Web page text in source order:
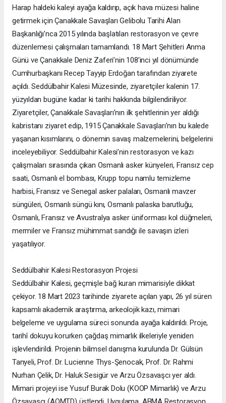
Harap haldeki kaleyi ayağa kaldırıp, açık hava müzesi haline
getirmek için Çanakkale Savaşları Gelibolu Tarihi Alan
Başkanlığı’nca 2015 yılında başlatılan restorasyon ve çevre
düzenlemesi çalışmaları tamamlandı. 18 Mart Şehitleri Anma
Günü ve Çanakkale Deniz Zaferi’nin 108’inci yıl dönümünde
Cumhurbaşkanı Recep Tayyip Erdoğan tarafından ziyarete
açıldı. Seddülbahir Kalesi Müzesinde, ziyaretçiler kalenin 17.
yüzyıldan bugüne kadar ki tarihi hakkında bilgilendiriliyor.
Ziyaretçiler, Çanakkale Savaşları’nın ilk şehitlerinin yer aldığı
kabristanı ziyaret edip, 1915 Çanakkale Savaşları’nın bu kalede
yaşanan kısımlarını, o dönemin savaş malzemelerini, belgelerini
inceleyebiliyor. Seddülbahir Kalesi’nin restorasyon ve kazı
çalışmaları sırasında çıkan Osmanlı asker künyeleri, Fransız cep
saati, Osmanlı el bombası, Krupp topu namlu temizleme
harbisi, Fransız ve Senegal asker palaları, Osmanlı mavzer
süngüleri, Osmanlı süngü kını, Osmanlı palaska barutluğu,
Osmanlı, Fransız ve Avustralya asker üniforması kol düğmeleri,
mermiler ve Fransız mühimmat sandığı ile savaşın izleri
yaşatılıyor.
Seddülbahir Kalesi Restorasyon Projesi
Seddülbahir Kalesi, geçmişle bağ kuran mimarisiyle dikkat
çekiyor. 18 Mart 2023 tarihinde ziyarete açılan yapı, 26 yıl süren
kapsamlı akademik araştırma, arkeolojik kazı, mimari
belgeleme ve uygulama süreci sonunda ayağa kaldırıldı. Proje,
tarihî dokuyu korurken çağdaş mimarlık ilkeleriyle yeniden
işlevlendirildi. Projenin bilimsel danışma kurulunda Dr. Gülsün
Tanyeli, Prof. Dr. Lucienne Thys-Şenocak, Prof. Dr. Rahmi
Nurhan Çelik, Dr. Haluk Sesigür ve Arzu Özsavaşcı yer aldı.
Mimari projeyi ise Yusuf Burak Dolu (KOOP Mimarlık) ve Arzu